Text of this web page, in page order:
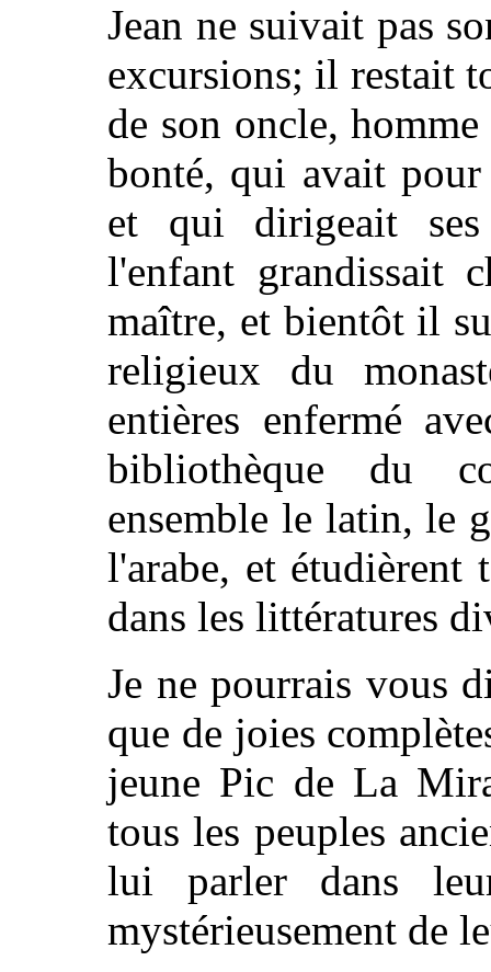
Jean ne suivait pas
excursions; il restait
de son oncle,
bonté, qui avait
et qui dirigeait ses
l'enfant grandissait
maître, et bientôt il
religieux du
entières enfermé
bibliothèque du
ensemble le latin, le
l'arabe, et étudièrent
dans les littératures
Je ne pourrais vous
que de joies
jeune Pic de La
tous les peuples
lui parler dans
mystérieusement de